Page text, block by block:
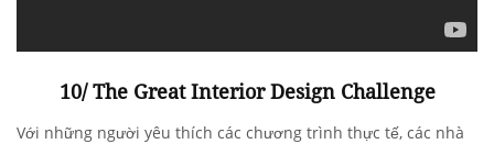
10/ The Great Interior Design Challenge
Với những người yêu thích các chương trình thực tế, các nhà